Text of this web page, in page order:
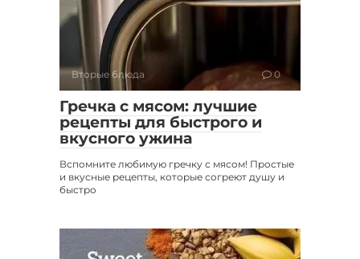
Вторые блюда 0
Гречка с мясом: лучшие
рецепты для быстрого и
вкусного ужина
Вспомните любимую гречку с мясом! Простые
и вкусные рецепты, которые согреют душу и
быстро